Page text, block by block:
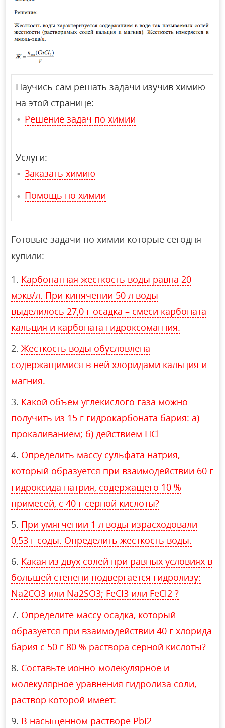
Научись сам решать задачи изучив химию
на этой странице:
Решение задач по химии
Услуги:
Заказать химию
Помощь по химии
Готовые задачи по химии которые сегодня
купили:
Карбонатная жесткость воды равна 20
мэкв/л. При кипячении 50 л воды
выделилось 27,0 г осадка – смеси карбоната
кальция и карбоната гидроксомагния.
Жесткость воды обусловлена
содержащимися в ней хлоридами кальция и
магния.
Какой объем углекислого газа можно
получить из 15 г гидрокарбоната бария: а)
прокаливанием; б) действием HCl
Определить массу сульфата натрия,
который образуется при взаимодействии 60 г
гидроксида натрия, содержащего 10 %
примесей, с 40 г серной кислоты?
При умягчении 1 л воды израсходовали
0,53 г соды. Определить жесткость воды.
Какая из двух солей при равных условиях в
большей степени подвергается гидролизу:
Na2CO3 или Na2SO3; FeCl3 или FeCl2 ?
Определите массу осадка, который
образуется при взаимодействии 40 г хлорида
бария с 50 г 80 % раствора серной кислоты?
Составьте ионно-молекулярное и
молекулярное уравнения гидролиза соли,
раствор которой имеет:
В насыщенном растворе PbI2